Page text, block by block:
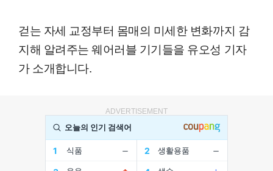
걷는 자세 교정부터 몸매의 미세한 변화까지 감
지해 알려주는 웨어러블 기기들을 유오성 기자
가 소개합니다.
ADVERTISEMENT